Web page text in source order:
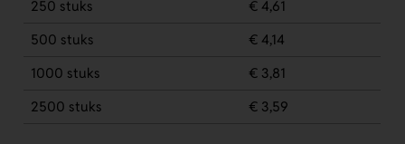
250 stuks
€ 4,61
500 stuks
€ 4,14
1000 stuks
€ 3,81
2500 stuks
€ 3,59